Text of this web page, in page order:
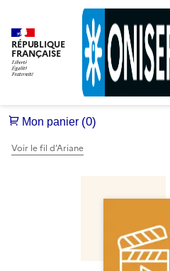
RÉPUBLIQUE
FRANÇAISE
Voir le fil d’Ariane